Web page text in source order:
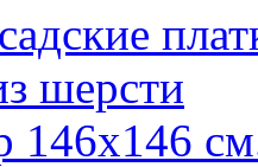
шерсти
146х146